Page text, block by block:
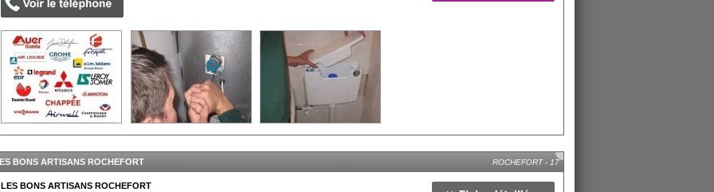
BONS ARTISANS ROCHEFORT ROCHEFORT - 17
LES BONS ARTISANS ROCHEFORT